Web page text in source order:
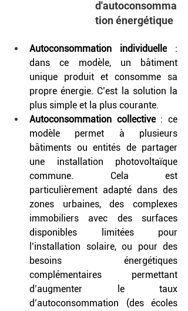
d'autoconsomma
tion énergétique
Autoconsommation individuelle :
dans ce modèle, un bâtiment
unique produit et consomme sa
propre énergie. C’est la solution la
plus simple et la plus courante.
Autoconsommation collective : ce
modèle permet à plusieurs
bâtiments ou entités de partager
une installation photovoltaïque
commune. Cela est
particulièrement adapté dans des
zones urbaines, des complexes
immobiliers avec des surfaces
disponibles limitées pour
l’installation solaire, ou pour des
besoins énergétiques
complémentaires permettant
d’augmenter le taux
d’autoconsommation (des écoles